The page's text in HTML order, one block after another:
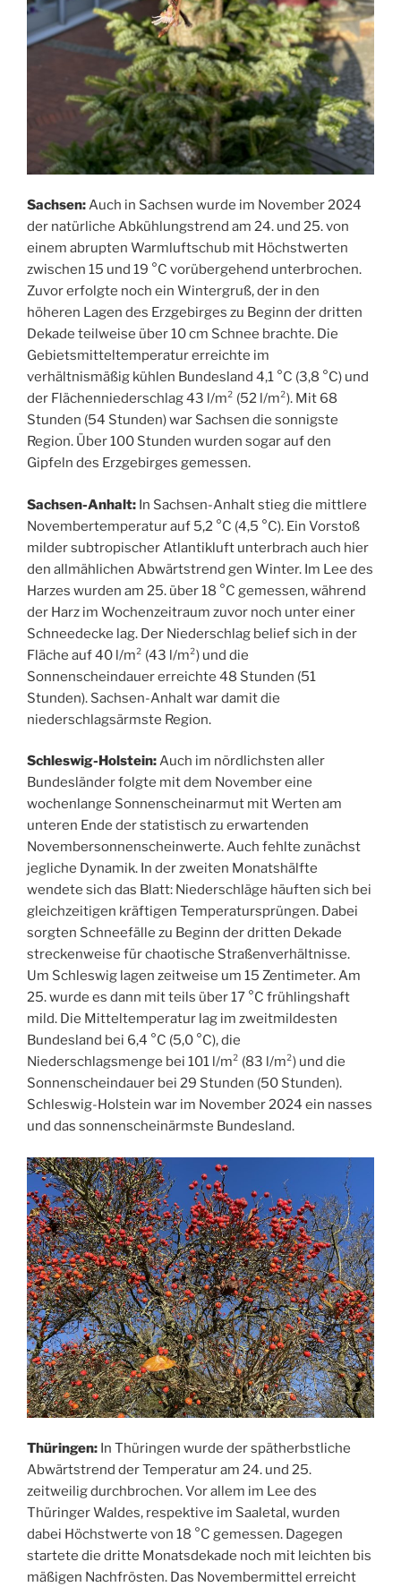
Sachsen:Auch in Sachsen wurde im November 2024
der natürliche Abkühlungstrend am 24. und 25. von
einem abrupten Warmluftschub mit Höchstwerten
zwischen 15 und 19 °C vorübergehend unterbrochen.
Zuvor erfolgte noch ein Wintergruß, der in den
höheren Lagen des Erzgebirges zu Beginn der dritten
Dekade teilweise über 10 cm Schnee brachte. Die
Gebietsmitteltemperatur erreichte im
verhältnismäßig kühlen Bundesland 4,1 °C (3,8 °C) und
der Flächenniederschlag 43 l/m² (52 l/m²). Mit 68
Stunden (54 Stunden) war Sachsen die sonnigste
Region. Über 100 Stunden wurden sogar auf den
Gipfeln des Erzgebirges gemessen.
Sachsen-Anhalt: In Sachsen-Anhalt stieg die mittlere
Novembertemperatur auf 5,2 °C (4,5 °C). Ein Vorstoß
milder subtropischer Atlantikluft unterbrach auch hier
den allmählichen Abwärtstrend gen Winter. Im Lee des
Harzes wurden am 25. über 18 °C gemessen, während
der Harz im Wochenzeitraum zuvor noch unter einer
Schneedecke lag. Der Niederschlag belief sich in der
Fläche auf 40 l/m² (43 l/m²) und die
Sonnenscheindauer erreichte 48 Stunden (51
Stunden). Sachsen-Anhalt war damit die
niederschlagsärmste Region.
Schleswig-Holstein:Auch im nördlichsten aller
Bundesländer folgte mit dem November eine
wochenlange Sonnenscheinarmut mit Werten am
unteren Ende der statistisch zu erwartenden
Novembersonnenscheinwerte. Auch fehlte zunächst
jegliche Dynamik. In der zweiten Monatshälfte
wendete sich das Blatt: Niederschläge häuften sich bei
gleichzeitigen kräftigen Temperatursprüngen. Dabei
sorgten Schneefälle zu Beginn der dritten Dekade
streckenweise für chaotische Straßenverhältnisse.
Um Schleswig lagen zeitweise um 15 Zentimeter. Am
25. wurde es dann mit teils über 17 °C frühlingshaft
mild. Die Mitteltemperatur lag im zweitmildesten
Bundesland bei 6,4 °C (5,0 °C), die
Niederschlagsmenge bei 101 l/m² (83 l/m²) und die
Sonnenscheindauer bei 29 Stunden (50 Stunden).
Schleswig-Holstein war im November 2024 ein nasses
und das sonnenscheinärmste Bundesland.
Thüringen: In Thüringen wurde der spätherbstliche
Abwärtstrend der Temperatur am 24. und 25.
zeitweilig durchbrochen. Vor allem im Lee des
Thüringer Waldes, respektive im Saaletal, wurden
dabei Höchstwerte von 18 °C gemessen. Dagegen
startete die dritte Monatsdekade noch mit leichten bis
mäßigen Nachfrösten. Das Novembermittel erreicht